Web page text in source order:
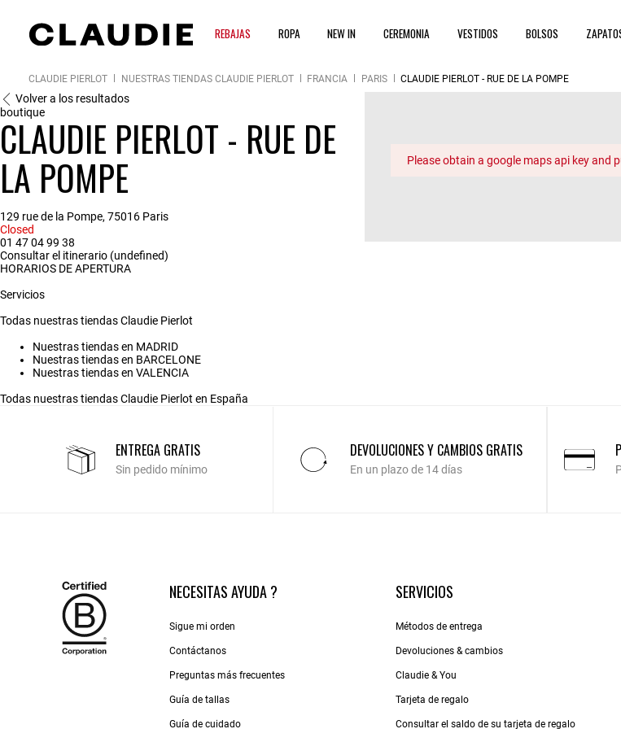
REBAJAS ROPA NEW IN CEREMONIA VESTIDOS BOLSOS
CLAUDIE PIERLOT NUESTRAS TIENDAS CLAUDIE PIERLOT FRANCIA PARIS CLAUDIE PIERLOT - RUE DE LA POMPE
Volver a los resultados
boutique
CLAUDIE PIERLOT - RUE DE
LA POMPE
129 rue de la Pompe, 75016 Paris
Closed
01 47 04 99 38
Consultar el itinerario (undefined)
HORARIOS DE APERTURA
Servicios
Please obtain a google maps api key and
Todas nuestras tiendas Claudie Pierlot
Nuestras tiendas en MADRID
Nuestras tiendas en BARCELONE
Nuestras tiendas en VALENCIA
Todas nuestras tiendas Claudie Pierlot en España
ENTREGA GRATIS
Sin pedido mínimo
DEVOLUCIONES Y CAMBIOS GRATIS
En un plazo de 14 días
NECESITAS AYUDA ?
Sigue mi orden
Contáctanos
Preguntas más frecuentes
Guía de tallas
Guía de cuidado
SERVICIOS
Métodos de entrega
Devoluciones & cambios
Claudie & You
Tarjeta de regalo
Consultar el saldo de su tarjeta de regalo